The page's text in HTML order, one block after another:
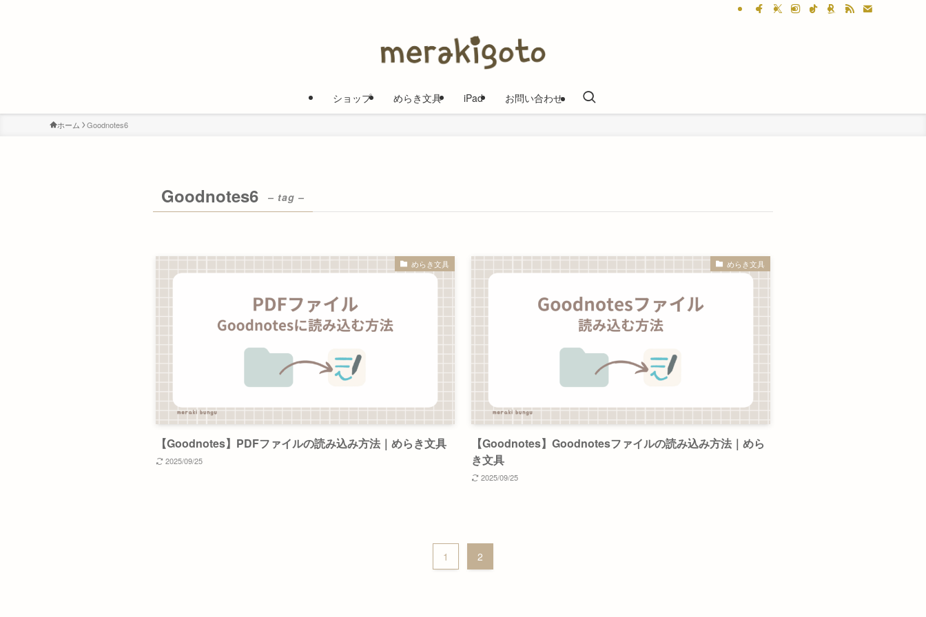
ショップ めらき文具 iPad お問い合わせ
ホーム Goodnotes6
Goodnotes6 – tag –
めらき文具
【Goodnotes】PDFファイルの読み込み方法｜めらき文具
2025/09/25
めらき文具
【Goodnotes】Goodnotesファイルの読み込み方法｜めら
き文具
2025/09/25
1 2